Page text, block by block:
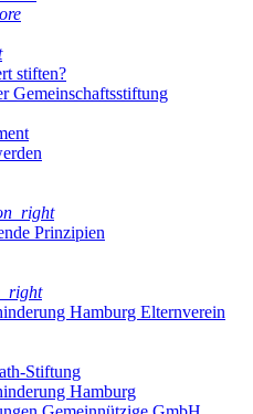
stiften?
Gemeinschaftsstiftung
Prinzipien
Hamburg Elternverein
Stiftung
Hamburg